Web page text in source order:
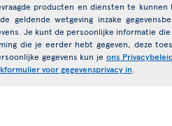
producten en diensten te
geldende wetgeving inzake
Je kunt de persoonlijke informatie
die je eerder hebt gegeven, deze
gegevens kun je ons
voor gegevensprivacy in